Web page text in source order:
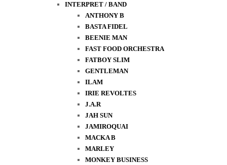
INTERPRET / BAND
ANTHONY B
BASTA FIDEL
BEENIE MAN
FAST FOOD ORCHESTRA
FATBOY SLIM
GENTLEMAN
ILAM
IRIE REVOLTES
J.A.R
JAH SUN
JAMIROQUAI
MACKA B
MARLEY
MONKEY BUSINESS